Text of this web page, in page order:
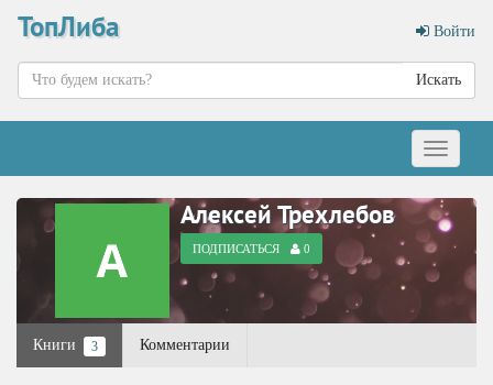
ТопЛиба Войти
Искать
Меню
Алексей Трехлебов
ПОДПИСАТЬСЯ 0
Книги 3 Комментарии